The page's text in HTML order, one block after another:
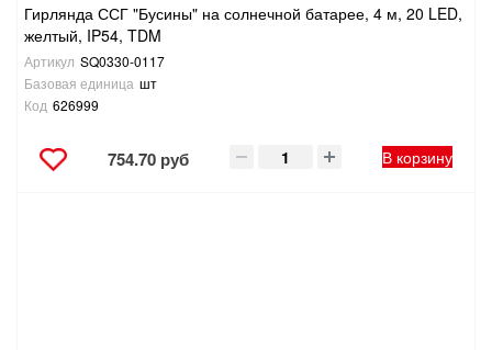
Гирлянда ССГ "Бусины" на солнечной батарее, 4 м, 20 LED,
желтый, IP54, TDM
Артикул SQ0330-0117
Базовая единица шт
Код 626999
754.70 руб В корзину